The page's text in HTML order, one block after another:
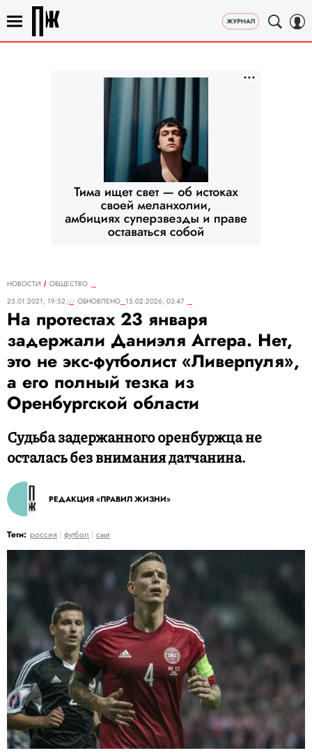
НОВОСТИ
ОБЩЕСТВО
25.01.2021, 19:52
ОБНОВЛЕНО 15.02.2026, 03:47
На протестах 23 января
задержали Даниэля Аггера. Нет,
это не экс-футболист «Ливерпуля»,
а его полный тезка из
Оренбургской области
Судьба задержанного оренбуржца не
осталась без внимания датчанина.
РЕДАКЦИЯ «ПРАВИЛ ЖИЗНИ»
Теги: россия футбол сми